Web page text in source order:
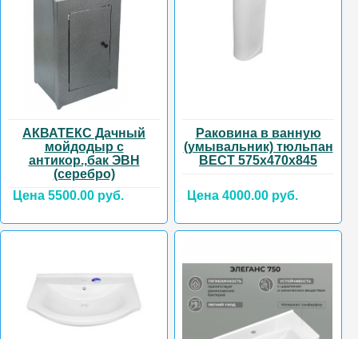
АКВАТЕКС Дачный
мойдодыр с
антикор.,бак ЭВН
(серебро)
Цена 5500.00 руб.
Раковина в ванную
(умывальник) тюльпан
ВЕСТ 575х470х845
Цена 4000.00 руб.